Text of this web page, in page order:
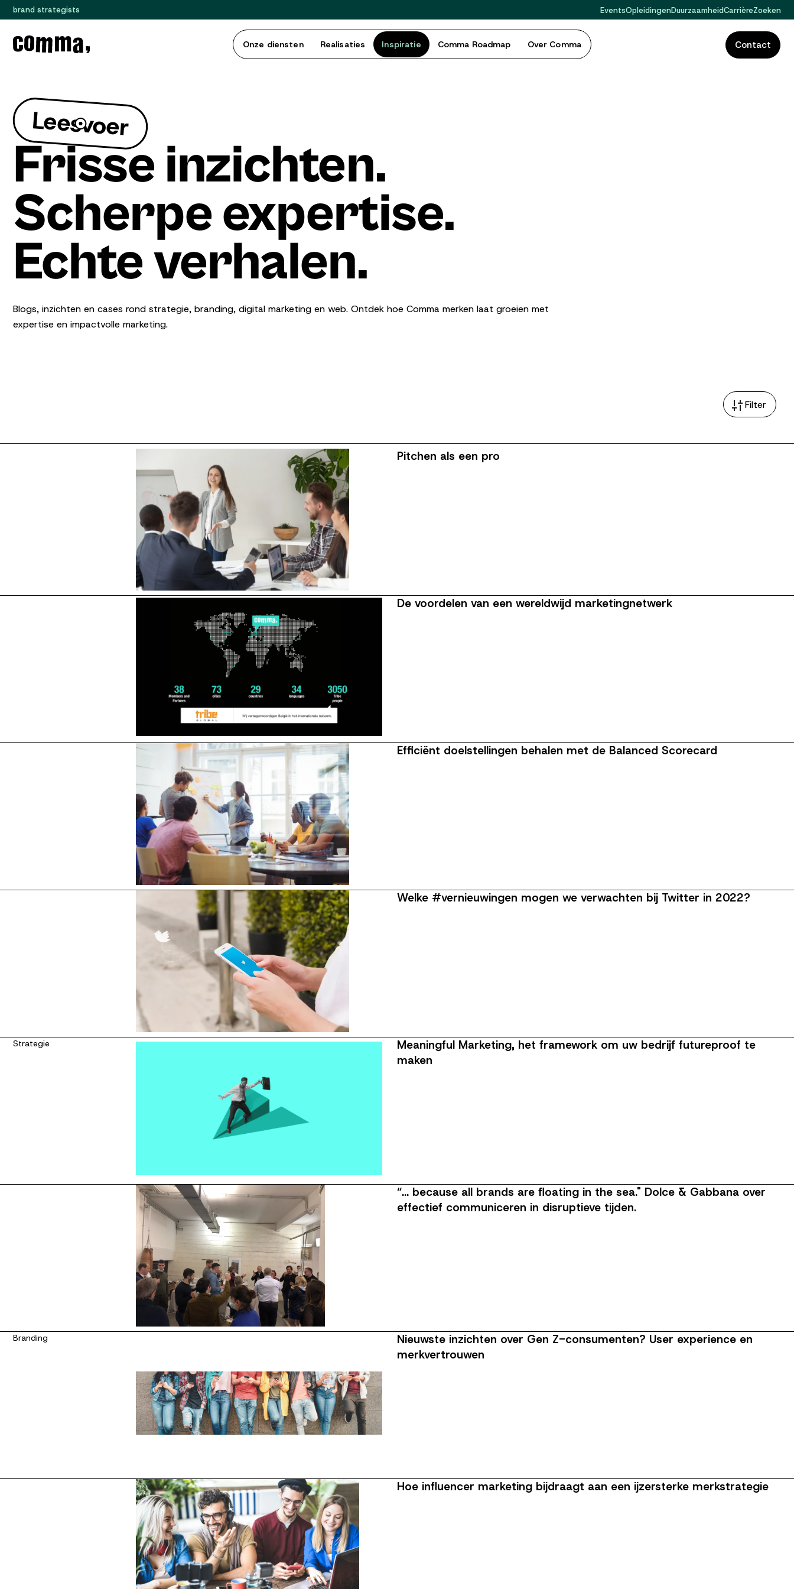
brand strategists EventsOpleidingenDuurzaamheidCarrièreZoeken
Onze diensten Realisaties Inspiratie Comma Roadmap Over Comma Contact
Leesvoer
Frisse inzichten.
Scherpe expertise.
Echte verhalen.
Blogs, inzichten en cases rond strategie, branding, digital marketing en web. Ontdek hoe Comma merken laat groeien met
expertise en impactvolle marketing.
Filter
Pitchen als een pro
De voordelen van een wereldwijd marketingnetwerk
Efficiënt doelstellingen behalen met de Balanced Scorecard
Welke #vernieuwingen mogen we verwachten bij Twitter in 2022?
Strategie
Meaningful Marketing, het framework om uw bedrijf futureproof te
maken
“... because all brands are floating in the sea." Dolce & Gabbana over
effectief communiceren in disruptieve tijden.
Branding
Nieuwste inzichten over Gen Z-consumenten? User experience en
merkvertrouwen
Hoe influencer marketing bijdraagt aan een ijzersterke merkstrategie